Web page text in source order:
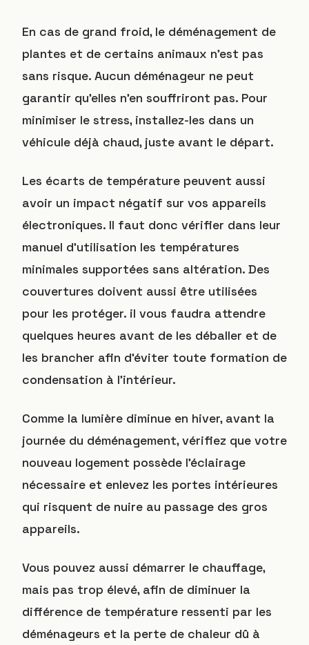
En cas de grand froid, le déménagement de
plantes et de certains animaux n’est pas
sans risque. Aucun déménageur ne peut
garantir qu’elles n’en souffriront pas. Pour
minimiser le stress, installez-les dans un
véhicule déjà chaud, juste avant le départ.
Les écarts de température peuvent aussi
avoir un impact négatif sur vos appareils
électroniques. Il faut donc vérifier dans leur
manuel d’utilisation les températures
minimales supportées sans altération. Des
couvertures doivent aussi être utilisées
pour les protéger. il vous faudra attendre
quelques heures avant de les déballer et de
les brancher afin d’éviter toute formation de
condensation à l’intérieur.
Comme la lumière diminue en hiver, avant la
journée du déménagement, vérifiez que votre
nouveau logement possède l’éclairage
nécessaire et enlevez les portes intérieures
qui risquent de nuire au passage des gros
appareils.
Vous pouvez aussi démarrer le chauffage,
mais pas trop élevé, afin de diminuer la
différence de température ressenti par les
déménageurs et la perte de chaleur dû à